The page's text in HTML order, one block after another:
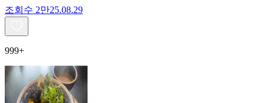
조회수 2만25.08.29
999+